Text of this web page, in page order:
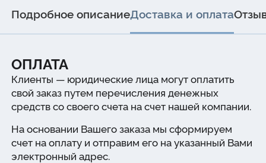
Подробное описаниеДоставка и оплата
ОПЛАТА
Клиенты — юридические лица могут оплатить
свой заказ путем перечисления денежных
средств со своего счета на счет нашей компании.
На основании Вашего заказа мы сформируем
счет на оплату и отправим его на указанный Вами
электронный адрес.